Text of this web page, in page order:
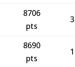
8706
pts
8690
pts